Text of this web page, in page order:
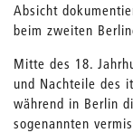
Absicht
beim zweiten
Mitte des 18.
und Nachteile des
während in Berlin
sogenannten